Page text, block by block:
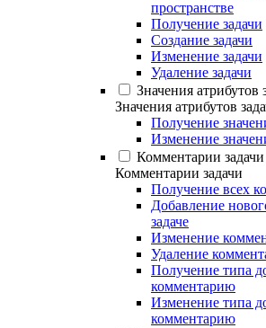
пространстве
Получение задачи
Создание задачи
Изменение задачи
Удаление задачи
Значения атрибутов
Значения атрибутов
Получение
Изменение
Комментарии задачи
Комментарии задачи
Получение всех
Добавление
задаче
Изменение
Удаление
Получение типа
комментарию
Изменение типа
комментарию